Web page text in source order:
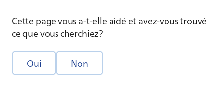
Cette page vous a-t-elle aidé et avez-vous trouvé
ce que vous cherchiez?
Oui Non